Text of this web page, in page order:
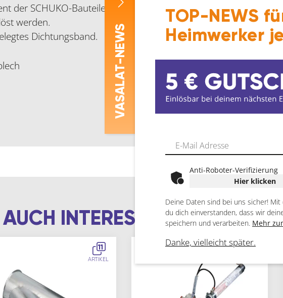
der SCHUKO-Bauteile.
werden.
Dichtungsband.
INTERESSIEREN
11
ARTIKEL
5
V
ASALAT
-NEWS
TOP-NEWS
Heimwerker
Anti-Roboter-Verifizierung
Hier klicken
Deine Daten sind bei uns sicher!
du dich einverstanden, dass wir
speichern und verarbeiten. Mehr
Danke, vielleicht später.